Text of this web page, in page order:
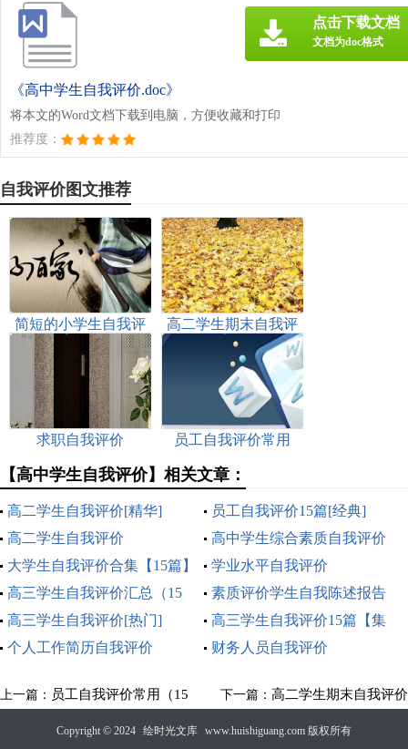
《高中学生自我评价.doc》
将本文的Word文档下载到电脑，方便收藏和打印
推荐度：
点击下载文档
文档为doc格式
自我评价图文推荐
简短的小学生自我评
高二学生期末自我评
价
求职自我评价
员工自我评价常用
【高中学生自我评价】相关文章：
高二学生自我评价[精华]
员工自我评价15篇[经典]
高二学生自我评价
高中学生综合素质自我评价
大学生自我评价合集【15篇】
学业水平自我评价
高三学生自我评价汇总（15
篇）
素质评价学生自我陈述报告
高三学生自我评价[热门]
高三学生自我评价15篇【集
合】
个人工作简历自我评价 财务人员自我评价
上一篇： 员工自我评价常用（15 下一篇： 高二学生期末自我评价
Copyright © 2024 绘时光文库 www.huishiguang.com 版权所有